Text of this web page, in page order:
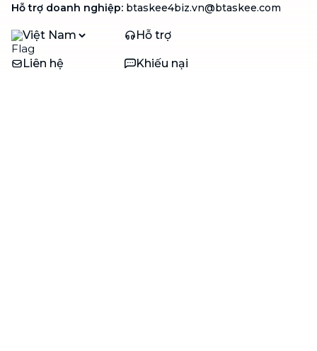
Hỗ trợ doanh nghiệp: btaskee4biz.vn@btaskee.com
Việt Nam Hỗ trợ
Liên hệ Khiếu nại